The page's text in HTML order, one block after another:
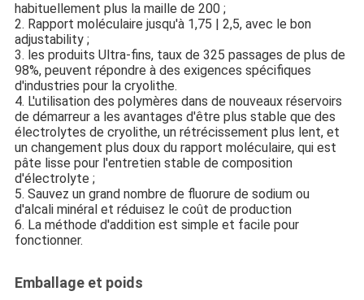
habituellement plus la maille de 200 ;
2. Rapport moléculaire jusqu'à 1,75 | 2,5, avec le bon
adjustability ;
3. les produits Ultra-fins, taux de 325 passages de plus de
98%, peuvent répondre à des exigences spécifiques
d'industries pour la cryolithe.
4. L'utilisation des polymères dans de nouveaux réservoirs
de démarreur a les avantages d'être plus stable que des
électrolytes de cryolithe, un rétrécissement plus lent, et
un changement plus doux du rapport moléculaire, qui est
pâte lisse pour l'entretien stable de composition
d'électrolyte ;
5. Sauvez un grand nombre de fluorure de sodium ou
d'alcali minéral et réduisez le coût de production
6. La méthode d'addition est simple et facile pour
fonctionner.
Emballage et poids